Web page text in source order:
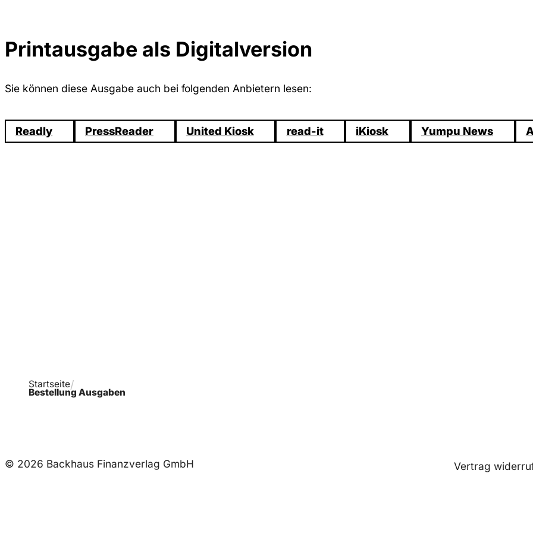
Printausgabe als Digitalversion
Sie können diese Ausgabe auch bei folgenden Anbietern lesen:
Readly PressReader United Kiosk read-it iKiosk Yumpu News
Startseite
Bestellung Ausgaben
© 2026 Backhaus Finanzverlag GmbH Vertrag